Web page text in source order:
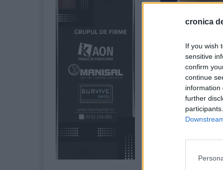
cronica
If you wish
sensitive
confirm
continue
information
further
După